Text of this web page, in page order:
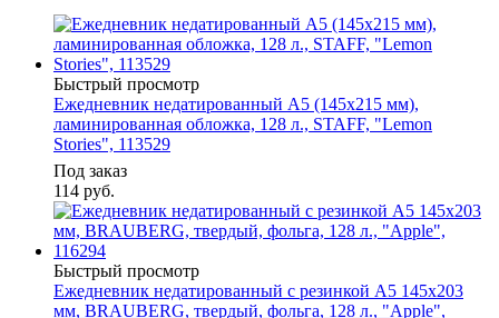
Быстрый просмотр
Ежедневник недатированный А5 (145х215 мм),
ламинированная обложка, 128 л., STAFF, "Lemon
Stories", 113529
Под заказ
114 руб.
Быстрый просмотр
Ежедневник недатированный с резинкой А5 145х203
мм, BRAUBERG, твердый, фольга, 128 л., "Apple",